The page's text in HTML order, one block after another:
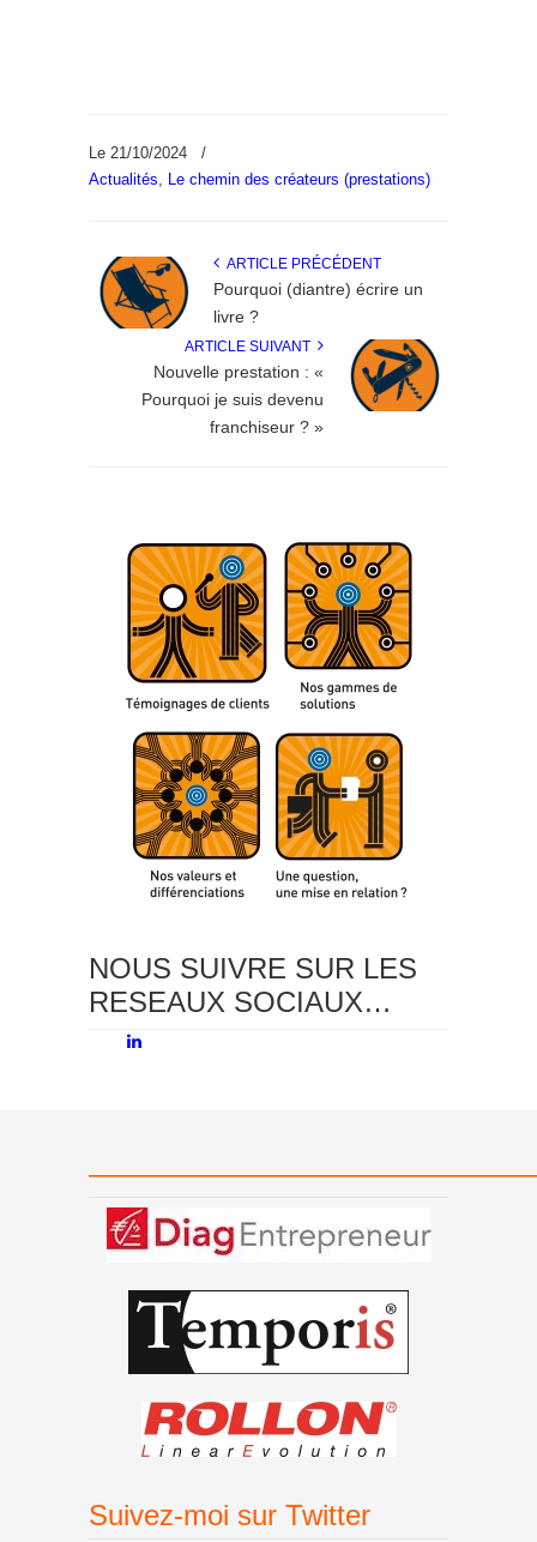
Le 21/10/2024
/
Actualités
Le chemin des créateurs (prestations)
ARTICLE PRÉCÉDENT
Pourquoi (diantre) écrire un
livre ?
ARTICLE SUIVANT
Nouvelle prestation : «
Pourquoi je suis devenu
franchiseur ? »
NOUS SUIVRE SUR LES
RESEAUX SOCIAUX…
Suivez-moi sur Twitter